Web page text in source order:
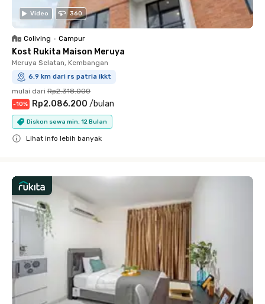
Video 360
Coliving • Campur
Kost Rukita Maison Meruya
Meruya Selatan, Kembangan
6.9 km dari rs patria ikkt
mulai dari Rp2.318.000
-10% Rp2.086.200 /bulan
Diskon sewa min. 12 Bulan
Lihat info lebih banyak